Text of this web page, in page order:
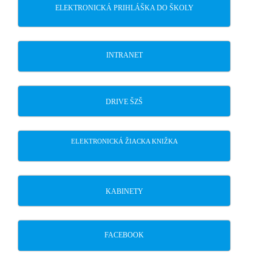
ELEKTRONICKÁ PRIHLÁŠKA DO ŠKOLY
INTRANET
DRIVE ŠZŠ
ELEKTRONICKÁ ŽIACKA KNIŽKA
KABINETY
FACEBOOK